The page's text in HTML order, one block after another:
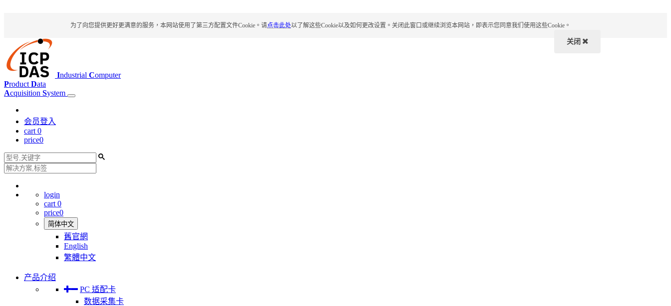
为了向您提供更好更满意的服务，本网站使用了第三方配置文件Cookie。请点击此处以了解这些Cookie以及如何更改设置。关闭此窗口或继续浏览本网站，即表示您同意我们使用这些Cookie。
关闭
Industrial Computer
Product Data
Acquisition System
会员登入
cart 0
price0
login
cart 0
price0
简体中文
舊官網
English
繁體中文
产品介绍
PC 适配卡
数据采集卡